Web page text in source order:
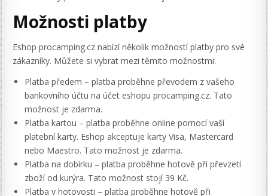
Možnosti platby
Eshop procamping.cz nabízí několik možností platby pro své
zákazníky. Můžete si vybrat mezi těmito možnostmi:
Platba předem – platba proběhne převodem z vašeho
bankovního účtu na účet eshopu procamping.cz. Tato
možnost je zdarma.
Platba kartou – platba proběhne online pomocí vaší
platební karty. Eshop akceptuje karty Visa, Mastercard
nebo Maestro. Tato možnost je zdarma.
Platba na dobírku – platba proběhne hotově při převzetí
zboží od kurýra. Tato možnost stojí 39 Kč.
Platba v hotovosti – platba proběhne hotově při